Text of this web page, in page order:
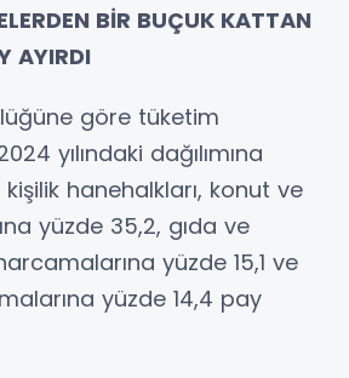
BİR BUÇUK KATTAN
AYIRDI
göre tüketim
yılındaki dağılımına
kişilik hanehalkları, konut ve
yüzde 35,2, gıda ve
yüzde 15,1 ve
yüzde 14,4 pay